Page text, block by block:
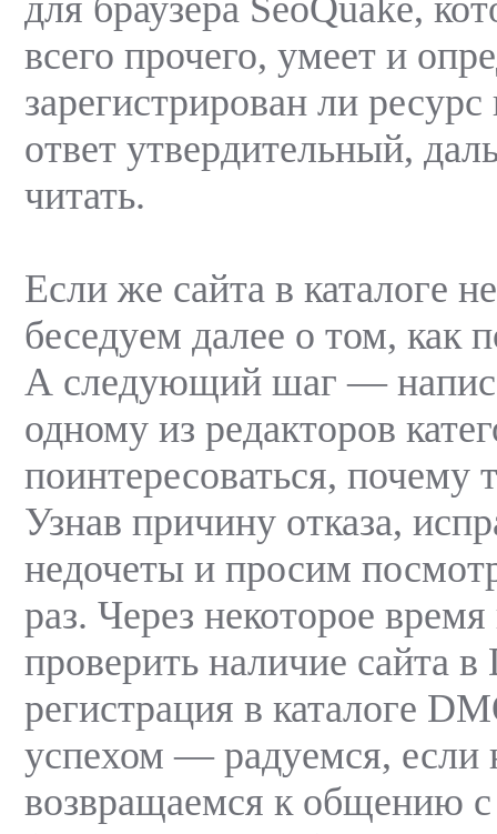
всего прочего, умеет и
зарегистрирован ли
ответ утвердительный,
читать.
Если же сайта в каталоге
беседуем далее о том, как
А следующий шаг —
одному из редакторов
поинтересоваться, почему
Узнав причину отказа,
недочеты и просим
раз. Через некоторое
проверить наличие сайта
регистрация в каталоге
успехом — радуемся,
возвращаемся к общению с